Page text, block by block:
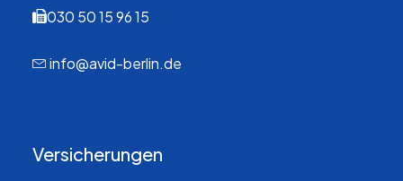
030 50 15 96 15
info@avid-berlin.de
Versicherungen